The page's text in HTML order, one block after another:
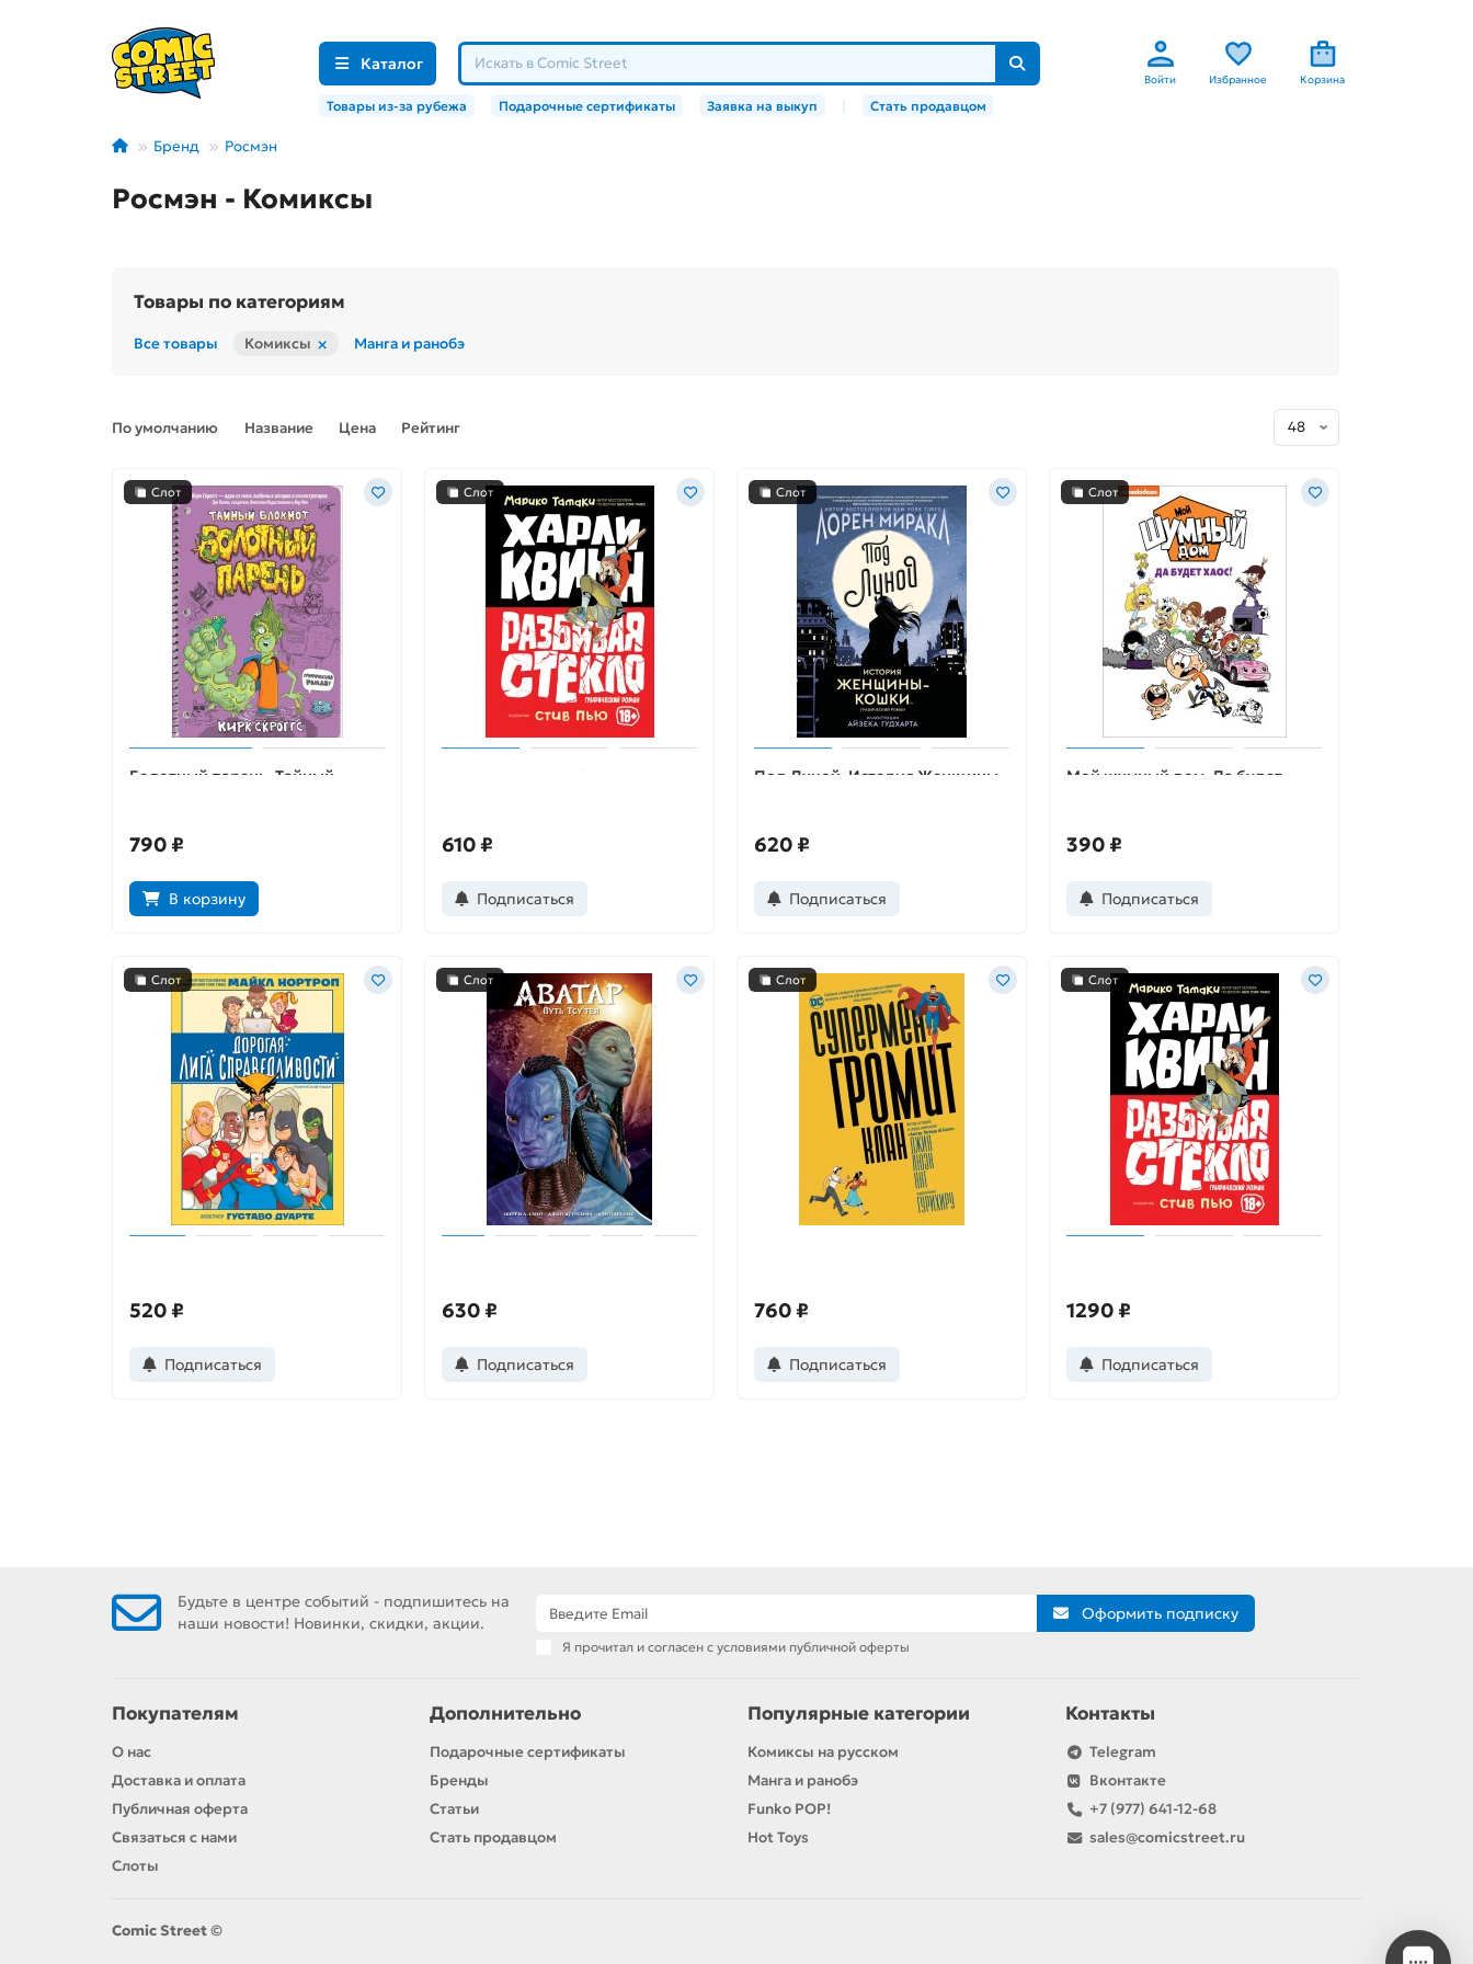
Каталог
Войти Избранное Корзина
Товары из-за рубежа Подарочные сертификаты Заявка на выкуп Стать продавцом
Бренд Росмэн
Росмэн - Комиксы
Товары по категориям
Все товары Комиксы × Манга и ранобэ
По умолчанию Название Цена Рейтинг
Слот
Болотный парень. Тайный
790 ₽
В корзину
Слот
Харли Квинн. Разбивая стекло
610 ₽
Подписаться
Слот
Под Луной. История Женщины-
620 ₽
Подписаться
Слот
Мой шумный дом. Да будет
390 ₽
Подписаться
Слот
520 ₽
Подписаться
Слот
630 ₽
Подписаться
Слот
760 ₽
Подписаться
Слот
1290 ₽
Подписаться
Будьте в центре событий - подпишитесь на
наши новости! Новинки, скидки, акции.
Оформить подписку
Я прочитал и согласен с условиями публичной оферты
Покупателям
О нас
Доставка и оплата
Публичная оферта
Связаться с нами
Слоты
Дополнительно
Подарочные сертификаты
Бренды
Статьи
Стать продавцом
Популярные категории
Комиксы на русском
Манга и ранобэ
Funko POP!
Hot Toys
Контакты
Telegram
Вконтакте
+7 (977) 641-12-68
sales@comicstreet.ru
Comic Street ©